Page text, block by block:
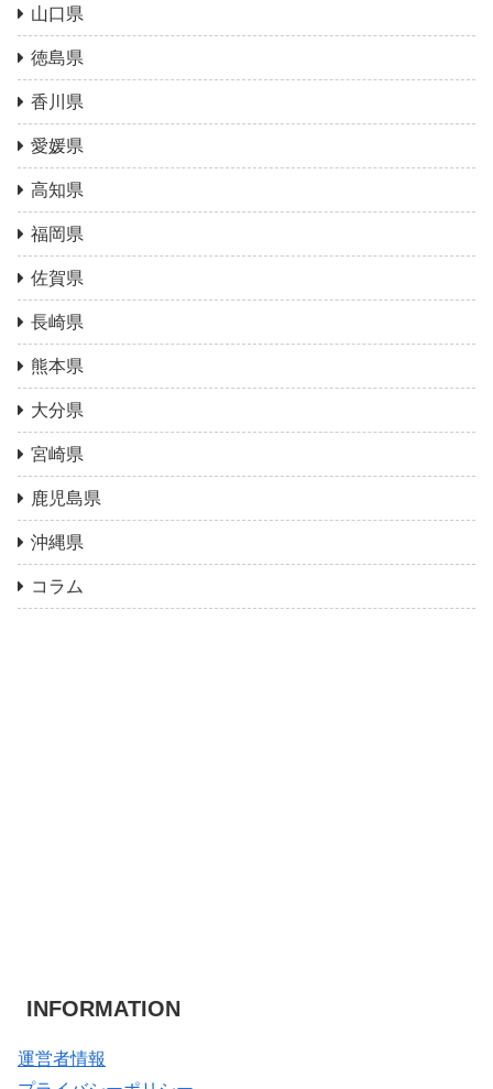
山口県
徳島県
香川県
愛媛県
高知県
福岡県
佐賀県
長崎県
熊本県
大分県
宮崎県
鹿児島県
沖縄県
コラム
INFORMATION
運営者情報